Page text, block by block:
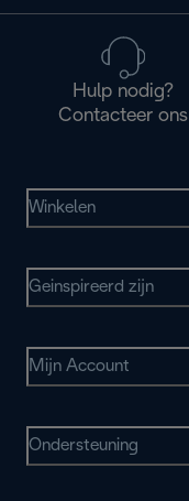
Hulp nodig?
Contacteer ons
Winkelen
Geinspireerd zijn
Mijn Account
Ondersteuning